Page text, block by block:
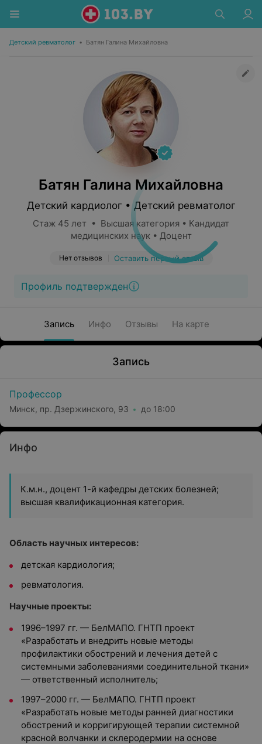
Детский ревматолог • Батян Галина Михайловна
Батян Галина Михайловна
Детский кардиолог • Детский ревматолог
Стаж 45 лет • Высшая категория • Кандидат
медицинских наук • Доцент
Нет отзывов Оставить первый отзыв
Профиль подтвержден
Запись Инфо Отзывы На карте
Запись
Профессор
Минск, пр. Дзержинского, 93 до 18:00
Инфо
К.м.н., доцент 1-й кафедры детских болезней;
высшая квалификационная категория.
Область научных интересов:
детская кардиология;
ревматология.
Научные проекты:
1996–1997 гг. — БелМАПО. ГНТП проект
«Разработать и внедрить новые методы
профилактики обострений и лечения детей с
системными заболеваниями соединительной ткани»
— ответственный исполнитель;
1997–2000 гг. — БелМАПО. ГНТП проект
«Разработать новые методы ранней диагностики
обострений и корригирующей терапии системной
красной волчанки и склеродермии на основе